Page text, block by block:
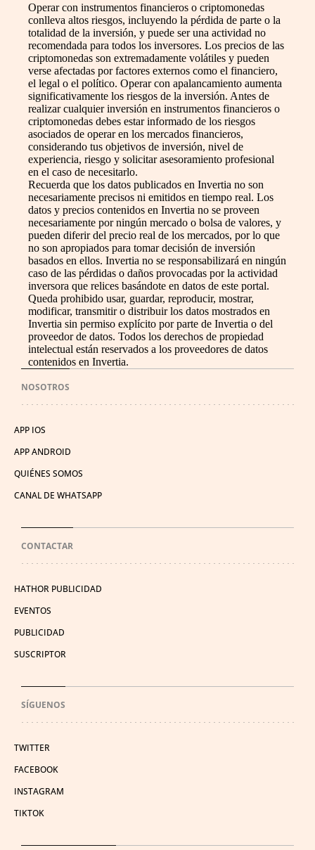
Operar con instrumentos financieros o criptomonedas
conlleva altos riesgos, incluyendo la pérdida de parte o la
totalidad de la inversión, y puede ser una actividad no
recomendada para todos los inversores. Los precios de las
criptomonedas son extremadamente volátiles y pueden
verse afectadas por factores externos como el financiero,
el legal o el político. Operar con apalancamiento aumenta
significativamente los riesgos de la inversión. Antes de
realizar cualquier inversión en instrumentos financieros o
criptomonedas debes estar informado de los riesgos
asociados de operar en los mercados financieros,
considerando tus objetivos de inversión, nivel de
experiencia, riesgo y solicitar asesoramiento profesional
en el caso de necesitarlo.
Recuerda que los datos publicados en Invertia no son
necesariamente precisos ni emitidos en tiempo real. Los
datos y precios contenidos en Invertia no se proveen
necesariamente por ningún mercado o bolsa de valores, y
pueden diferir del precio real de los mercados, por lo que
no son apropiados para tomar decisión de inversión
basados en ellos. Invertia no se responsabilizará en ningún
caso de las pérdidas o daños provocadas por la actividad
inversora que relices basándote en datos de este portal.
Queda prohibido usar, guardar, reproducir, mostrar,
modificar, transmitir o distribuir los datos mostrados en
Invertia sin permiso explícito por parte de Invertia o del
proveedor de datos. Todos los derechos de propiedad
intelectual están reservados a los proveedores de datos
contenidos en Invertia.
NOSOTROS
APP IOS
APP ANDROID
QUIÉNES SOMOS
CANAL DE WHATSAPP
CONTACTAR
HATHOR PUBLICIDAD
EVENTOS
PUBLICIDAD
SUSCRIPTOR
SÍGUENOS
TWITTER
FACEBOOK
INSTAGRAM
TIKTOK